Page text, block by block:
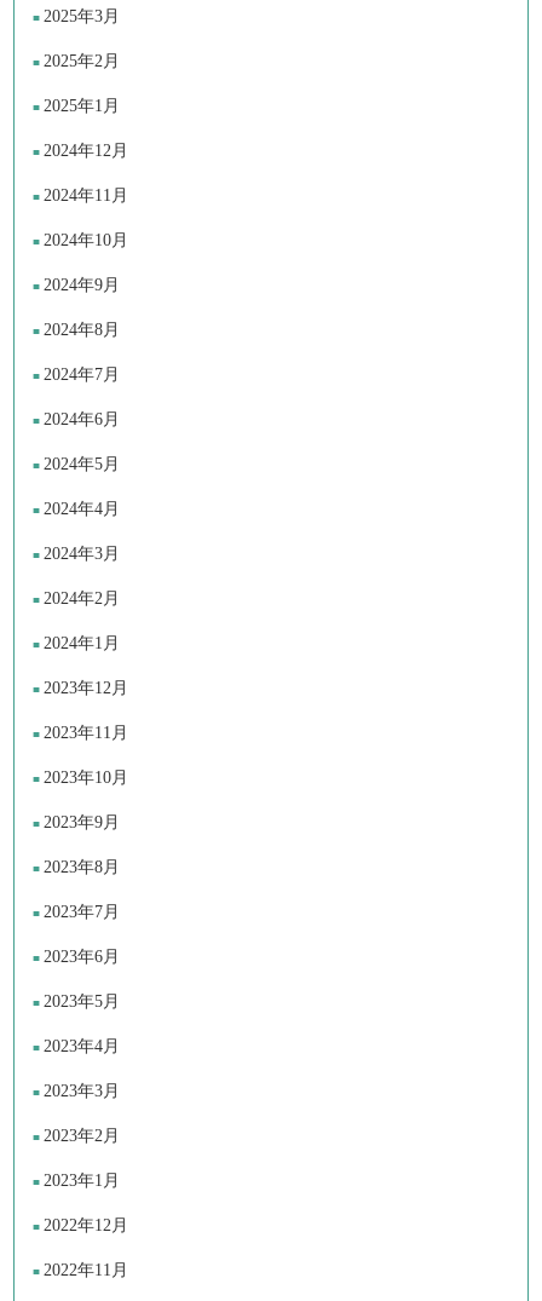
2025年3月
2025年2月
2025年1月
2024年12月
2024年11月
2024年10月
2024年9月
2024年8月
2024年7月
2024年6月
2024年5月
2024年4月
2024年3月
2024年2月
2024年1月
2023年12月
2023年11月
2023年10月
2023年9月
2023年8月
2023年7月
2023年6月
2023年5月
2023年4月
2023年3月
2023年2月
2023年1月
2022年12月
2022年11月